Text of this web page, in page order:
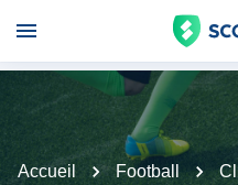
Accueil Football